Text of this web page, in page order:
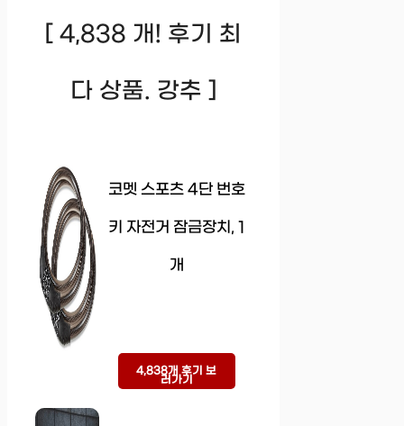
[ 4,838 개! 후기 최
다 상품. 강추 ]
코멧 스포츠 4단 번호
키 자전거 잠금장치, 1
개
4,838개 후기 보
러가기